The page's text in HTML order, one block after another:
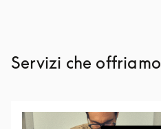
Servizi che offriamo